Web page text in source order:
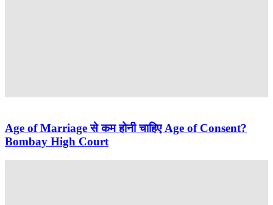
Age of Marriage से कम होनी चाहिए Age of Consent?
Bombay High Court